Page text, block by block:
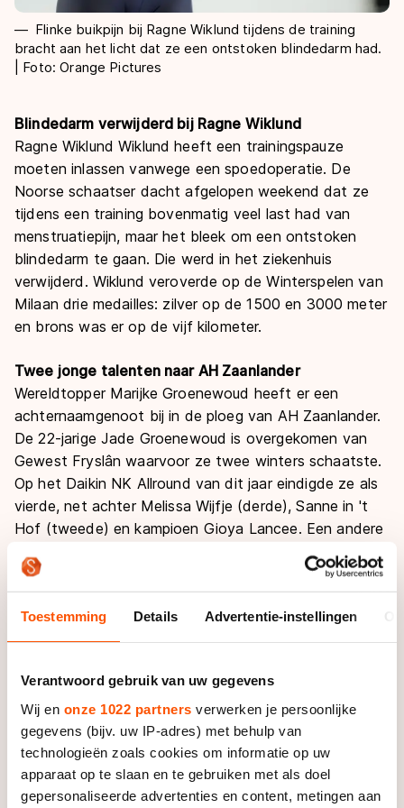
Toestemming Details Advertentie-instellingen
Verantwoord gebruik van uw gegevens
Wij en onze 1022 partners verwerken je persoonlijke
gegevens (bijv. uw IP-adres) met behulp van
technologieën zoals cookies om informatie op uw
apparaat op te slaan en te gebruiken met als doel
gepersonaliseerde advertenties en content, metingen aan
Flinke buikpijn bij Ragne Wiklund tijdens de training
bracht aan het licht dat ze een ontstoken blindedarm had.
| Foto: Orange Pictures
Blindedarm verwijderd bij Ragne Wiklund
Ragne Wiklund Wiklund heeft een trainingspauze
moeten inlassen vanwege een spoedoperatie. De
Noorse schaatser dacht afgelopen weekend dat ze
tijdens een training bovenmatig veel last had van
menstruatiepijn, maar het bleek om een ontstoken
blindedarm te gaan. Die werd in het ziekenhuis
verwijderd. Wiklund veroverde op de Winterspelen van
Milaan drie medailles: zilver op de 1500 en 3000 meter
en brons was er op de vijf kilometer.
Twee jonge talenten naar AH Zaanlander
Wereldtopper Marijke Groenewoud heeft er een
achternaamgenoot bij in de ploeg van AH Zaanlander.
De 22-jarige Jade Groenewoud is overgekomen van
Gewest Fryslân waarvoor ze twee winters schaatste.
Op het Daikin NK Allround van dit jaar eindigde ze als
vierde, net achter Melissa Wijfje (derde), Sanne in 't
Hof (tweede) en kampioen Gioya Lancee. Een andere
nieuweling in de formatie van Jillert Anema en Arjan
Samplonius is Naomi Kammeraat (17) die afgelopen
seizoen op de rijderslijst van TalentNED stond. Op het
WK Junioren greep ze in Inzell samen met Marika de
Glee en Mette ten Cate de bronzen plak op de